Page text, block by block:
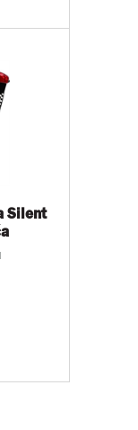
Silent